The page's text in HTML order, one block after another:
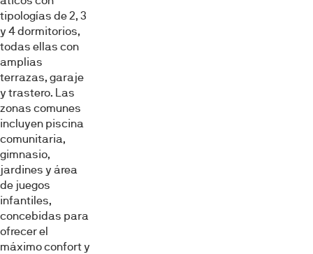
tipologías de 2, 3
y 4 dormitorios,
todas ellas con
amplias
terrazas, garaje
y trastero. Las
zonas comunes
incluyen piscina
comunitaria,
gimnasio,
jardines y área
de juegos
infantiles,
concebidas para
ofrecer el
máximo confort y